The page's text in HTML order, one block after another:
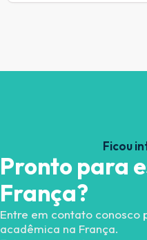
Ficou
Pronto para
França?
Entre em contato conosco
acadêmica na França.